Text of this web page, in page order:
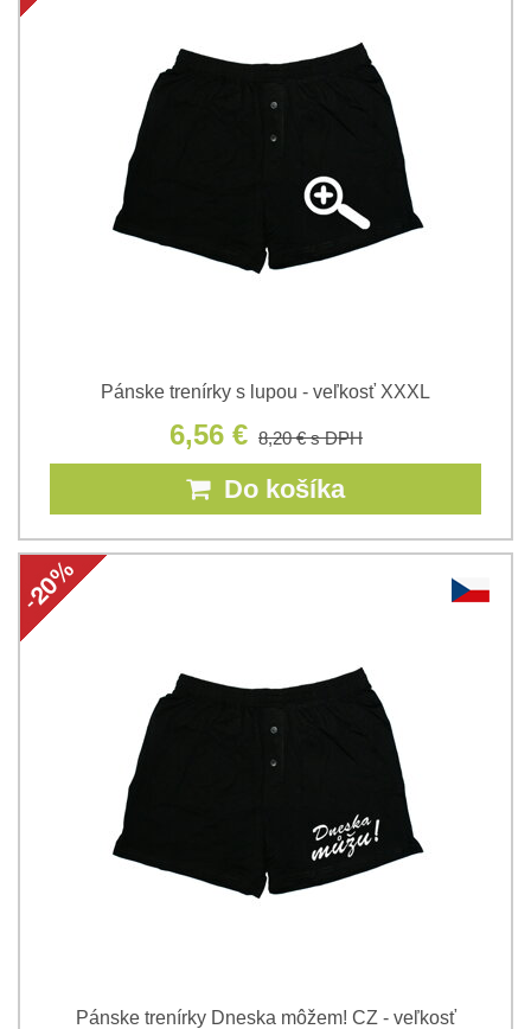
Pánske trenírky s lupou - veľkosť XXXL
6,56 € 8,20 €s DPH
Do košíka
Pánske trenírky Dneska môžem! CZ - veľkosť